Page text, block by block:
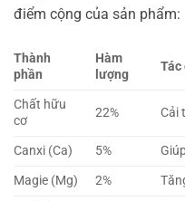
điểm cộng của sản phẩm:
Thành
phần
Hàm
lượng
Tác
Chất hữu
cơ
22% Cải
Canxi (Ca) 5%
Magie (Mg)
2%